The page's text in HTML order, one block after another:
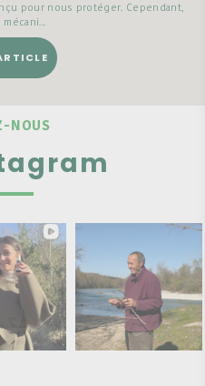
pour nous protéger. Cependant,
mécani...
NOUS